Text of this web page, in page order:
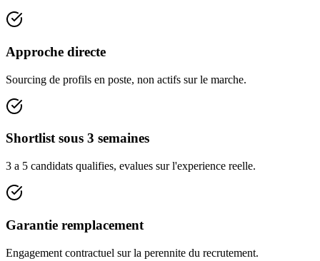
Approche directe
Sourcing de profils en poste, non actifs sur le marche.
Shortlist sous 3 semaines
3 a 5 candidats qualifies, evalues sur l'experience reelle.
Garantie remplacement
Engagement contractuel sur la perennite du recrutement.